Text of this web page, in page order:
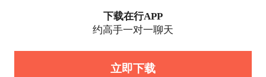
下载在行APP
约高手一对一聊天
立即下载